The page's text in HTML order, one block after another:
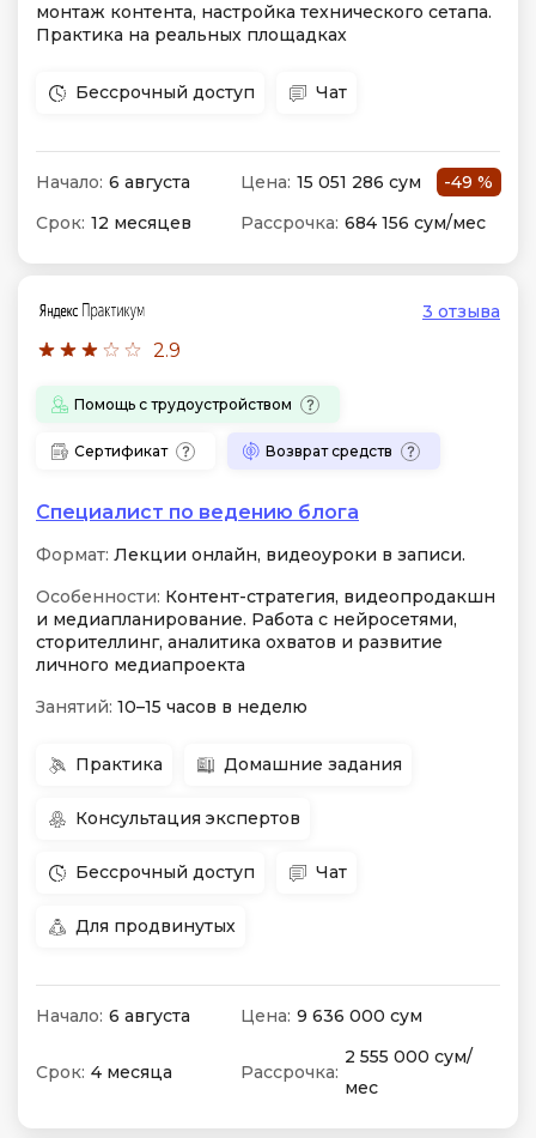
монтаж контента, настройка технического сетапа.
Практика на реальных площадках
Бессрочный доступ Чат
Начало: 6 августа Цена: 15 051 286 сум
-49 %
Срок: 12 месяцев Рассрочка: 684 156 сум/мес
2.9
3 отзыва
Помощь с трудоустройством
Сертификат Возврат средств
Специалист по ведению блога
Формат: Лекции онлайн, видеоуроки в записи.
Особенности: Контент-стратегия, видеопродакшн
и медиапланирование. Работа с нейросетями,
сторителлинг, аналитика охватов и развитие
личного медиапроекта
Занятий: 10–15 часов в неделю
Практика Домашние задания
Консультация экспертов
Бессрочный доступ Чат
Для продвинутых
Начало: 6 августа Цена: 9 636 000 сум
Срок: 4 месяца Рассрочка:
2 555 000 сум/
мес